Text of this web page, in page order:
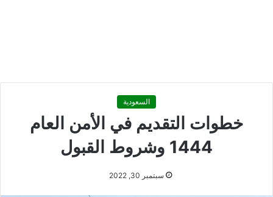
السعودية
خطوات التقديم في الأمن العام
1444 وشروط القبول
سبتمبر 30, 2022